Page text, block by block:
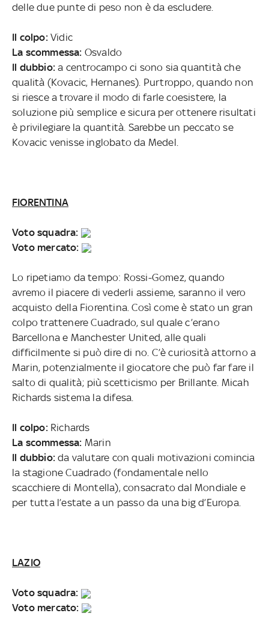
delle due punte di peso non è da escludere.
Il colpo:Vidic
La scommessa: Osvaldo
Il dubbio:a centrocampo ci sono sia quantità che
qualità (Kovacic, Hernanes). Purtroppo, quando non
si riesce a trovare il modo di farle coesistere, la
soluzione più semplice e sicura per ottenere risultati
è privilegiare la quantità. Sarebbe un peccato se
Kovacic venisse inglobato da Medel.
FIORENTINA
Voto squadra:
Voto mercato:
Lo ripetiamo da tempo: Rossi-Gomez, quando
avremo il piacere di vederli assieme, saranno il vero
acquisto della Fiorentina. Così come è stato un gran
colpo trattenere Cuadrado, sul quale c’erano
Barcellona e Manchester United, alle quali
difficilmente si può dire di no. C’è curiosità attorno a
Marin, potenzialmente il giocatore che può far fare il
salto di qualità; più scetticismo per Brillante. Micah
Richards sistema la difesa.
Il colpo:Richards
La scommessa: Marin
Il dubbio:da valutare con quali motivazioni comincia
la stagione Cuadrado (fondamentale nello
scacchiere di Montella), consacrato dal Mondiale e
per tutta l’estate a un passo da una big d’Europa.
LAZIO
Voto squadra:
Voto mercato: